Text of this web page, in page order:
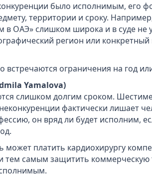
было исполнимым, его
территории и сроку.
в ОАЭ» слишком широка и в суде не
регион или
встречаются ограничения на год
Yamalova)
слишком долгим сроком.
фактически лишает
он вряд ли будет исполним,
может платить кардиохирургу
тем самым защитить коммерческую